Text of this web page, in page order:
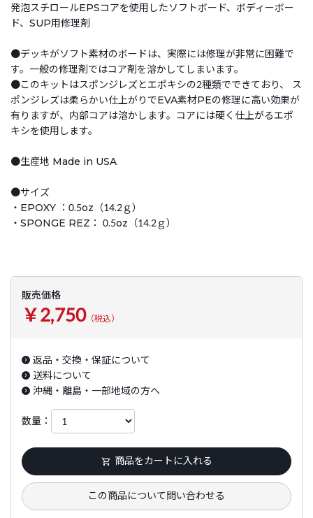
発泡スチロールEPSコアを使用したソフトボード、ボディーボー
ド、SUP用修理剤
●デッキがソフト素材のボードは、実際には修理が非常に困難で
す。一般の修理剤ではコア剤を溶かしてしまいます。
●このキットはスポンジレズとエポキシの2種類でできており、 ス
ポンジレズは柔らかい仕上がりでEVA素材PEの修理に高い効果が
有りますが、内部コアは溶かします。コアには硬く仕上がるエポ
キシを使用します。
●生産地 Made in USA
●サイズ
・EPOXY ：0.5oz（14.2ｇ）
・SPONGE REZ： 0.5oz（14.2ｇ）
販売価格
￥2,750（税込）
返品・交換・保証について
送料について
沖縄・離島・一部地域の方へ
数量：
商品をカートに入れる
この商品について問い合わせる